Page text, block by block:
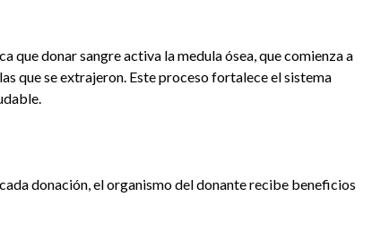
que donar sangre activa la medula ósea, que comienza a
que se extrajeron. Este proceso fortalece el sistema
donación, el organismo del donante recibe beneficios